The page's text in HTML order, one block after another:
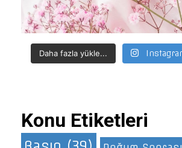
Daha fazla yükle...
Konu Etiketleri